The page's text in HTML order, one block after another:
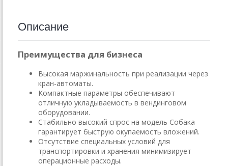
Описание
Преимущества для бизнеса
Высокая маржинальность при реализации через
кран-автоматы.
Компактные параметры обеспечивают
отличную укладываемость в вендинговом
оборудовании.
Стабильно высокий спрос на модель Собака
гарантирует быструю окупаемость вложений.
Отсутствие специальных условий для
транспортировки и хранения минимизирует
операционные расходы.